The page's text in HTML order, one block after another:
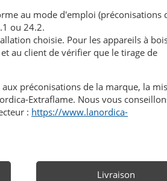
au mode d'emploi (préconisations
ou 24.2.
choisie. Pour les appareils à
au client de vérifier que le tirage de
préconisations de la marque, la
Extraflame. Nous vous
: https://www.lanordica-
Livraison